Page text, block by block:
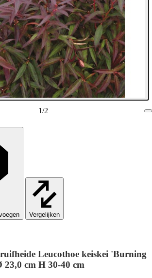
1/2
Vergelijken
Leucothoe keiskei 'Burning
cm H 30-40 cm